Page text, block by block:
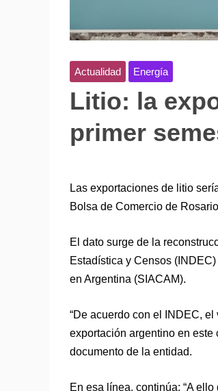
Actualidad Energía
Litio: la
primer
Las exportaciones de litio
Bolsa de Comercio de
El dato surge de la
Estadística y Censos
en Argentina (SIACAM).
“De acuerdo con el INDEC,
exportación argentino en
documento de la entidad.
En esa línea, continúa: “A